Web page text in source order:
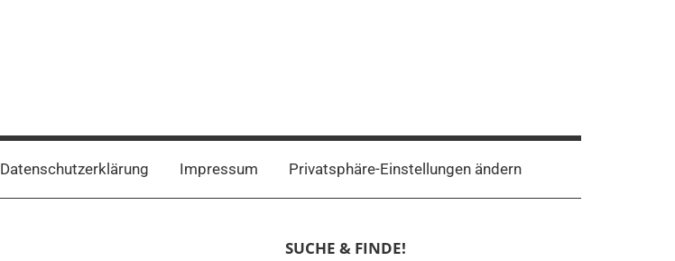
Datenschutzerklärung Impressum Privatsphäre-Einstellungen ändern
SUCHE & FINDE!